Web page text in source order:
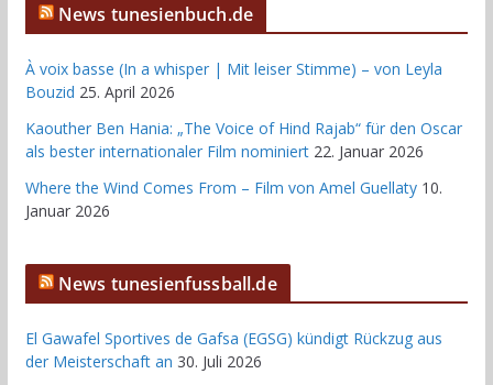
News tunesienbuch.de
À voix basse (In a whisper | Mit leiser Stimme) – von Leyla
Bouzid 25. April 2026
Kaouther Ben Hania: „The Voice of Hind Rajab“ für den Oscar
als bester internationaler Film nominiert 22. Januar 2026
Where the Wind Comes From – Film von Amel Guellaty 10.
Januar 2026
News tunesienfussball.de
El Gawafel Sportives de Gafsa (EGSG) kündigt Rückzug aus
der Meisterschaft an 30. Juli 2026